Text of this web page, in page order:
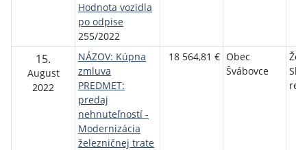
Hodnota vozidla
po odpise
255/2022
15.
August
2022
NÁZOV: Kúpna
zmluva
PREDMET:
predaj
nehnuteľností -
Modernizácia
železničnej trate
18 564,81 € Obec
Švábovce